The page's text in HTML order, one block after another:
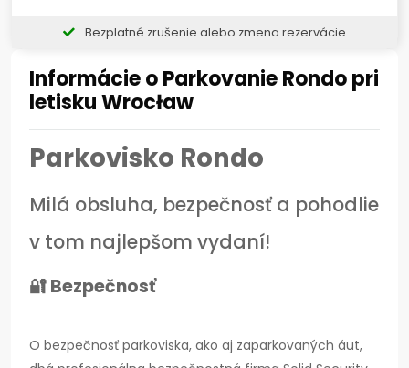
Informácie o Parkovanie Rondo pri
letisku Wrocław
Parkovisko Rondo
Milá obsluha, bezpečnosť a pohodlie
v tom najlepšom vydaní!
🔐 Bezpečnosť
O bezpečnosť parkoviska, ako aj zaparkovaných áut,
Bezplatné zrušenie alebo zmena rezervácie